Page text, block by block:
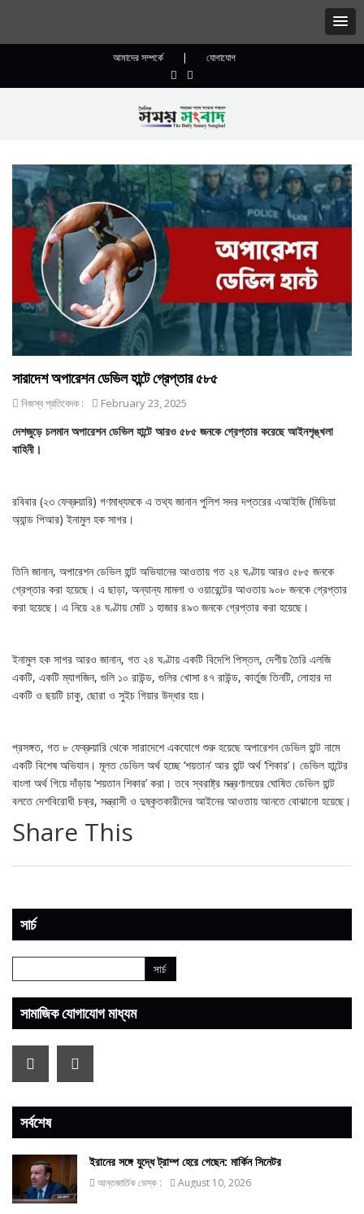
আমাদের সম্পর্কে | যোগাযোগ
সারাদেশ অপারেশন ডেভিল হান্টে গ্রেপ্তার ৫৮৫
নিজস্ব প্রতিবেদক : February 23, 2025
দেশজুড়ে চলমান অপারেশন ডেভিল হান্টে আরও ৫৮৫ জনকে গ্রেপ্তার করেছে আইনশৃঙ্খলা
বাহিনী।
রবিবার (২৩ ফেব্রুয়ারি) গণমাধ্যমকে এ তথ্য জানান পুলিশ সদর দপ্তরের এআইজি (মিডিয়া
অ্যান্ড পিআর) ইনামুল হক সাগর।
তিনি জানান, অপারেশন ডেভিল হান্ট অভিযানের আওতায় গত ২৪ ঘণ্টায় আরও ৫৮৫ জনকে
গ্রেপ্তার করা হয়েছে। এ ছাড়া, অন্যান্য মামলা ও ওয়ারেন্টের আওতায় ৯০৮ জনকে গ্রেপ্তার
করা হয়েছে। এ নিয়ে ২৪ ঘণ্টায় মোট ১ হাজার ৪৯৩ জনকে গ্রেপ্তার করা হয়েছে।
ইনামুল হক সাগর আরও জানান, গত ২৪ ঘণ্টায় একটি বিদেশি পিস্তল, দেশীয় তৈরি এলজি
একটি, একটি ম্যাগজিন, গুলি ১০ রাউন্ড, গুলির খোসা ৪৭ রাউন্ড, কার্তুজ তিনটি, লোহার দা
একটি ও ছয়টি চাকু, ছোরা ও সুইচ গিয়ার উদ্ধার হয়।
প্রসঙ্গত, গত ৮ ফেব্রুয়ারি থেকে সারাদেশে একযোগে শুরু হয়েছে অপারেশন ডেভিল হান্ট নামে
একটি বিশেষ অভিযান। মূলত ডেভিল অর্থ হচ্ছে ‘শয়তান’ আর হান্ট অর্থ ‘শিকার’। ডেভিল হান্টের
বাংলা অর্থ গিয়ে দাঁড়ায় ‘শয়তান শিকার’ করা। তবে স্বরাষ্ট্র মন্ত্রণালয়ের ঘোষিত ডেভিল হান্ট
বলতে দেশবিরোধী চক্র, সন্ত্রাসী ও দুষ্কৃতকারীদের আইনের আওতায় আনতে বোঝানো হয়েছে।
Share This
সার্চ
সামাজিক যোগাযোগ মাধ্যম
সর্বশেষ
ইরানের সঙ্গে যুদ্ধে ট্রাম্প হেরে গেছেন: মার্কিন সিনেটর
আন্তজার্তিক ডেস্ক : August 10, 2026